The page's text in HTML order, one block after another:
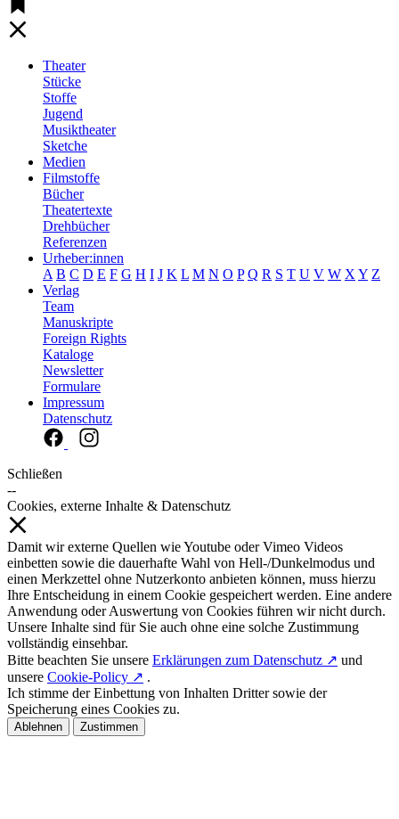
Theater
Stücke
Stoffe
Jugend
Musiktheater
Sketche
Medien
Filmstoffe
Bücher
Theatertexte
Drehbücher
Referenzen
Urheber:innen
A B C D E F G H I J K L M N O P Q R S T U V W X Y Z
Verlag
Team
Manuskripte
Foreign Rights
Kataloge
Newsletter
Formulare
Impressum
Datenschutz
Schließen
--
Cookies, externe Inhalte & Datenschutz
Damit wir externe Quellen wie Youtube oder Vimeo Videos
einbetten sowie die dauerhafte Wahl von Hell-/Dunkelmodus und
einen Merkzettel ohne Nutzerkonto anbieten können, muss hierzu
Ihre Entscheidung in einem Cookie gespeichert werden. Eine andere
Anwendung oder Auswertung von Cookies führen wir nicht durch.
Unsere Inhalte sind für Sie auch ohne eine solche Zustimmung
vollständig einsehbar.
Bitte beachten Sie unsere Erklärungen zum Datenschutz ↗ und
unsere Cookie-Policy ↗ .
Ich stimme der Einbettung von Inhalten Dritter sowie der
Speicherung eines Cookies zu.
Ablehnen Zustimmen